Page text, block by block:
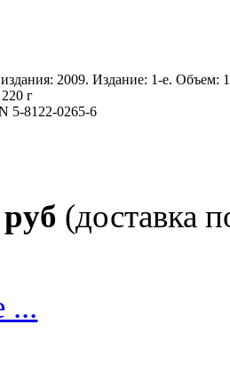
2009. Издание: 1-е. Объем:
г
5-8122-0265-6
(доставка
...